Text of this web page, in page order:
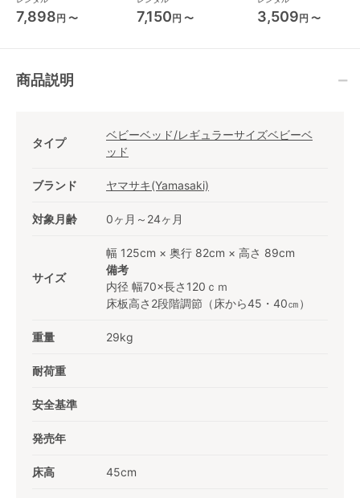
ズ/コンパクトベビー
ベッド
7,898円 〜
ーサイズベビーベッド
7,150円 〜
ベビーベッド
3,509円 〜
商品説明
タイプ
ベビーベッド/レギュラーサイズベビーベ
ッド
ブランド ヤマサキ(Yamasaki)
対象月齢 0ヶ月～24ヶ月
サイズ
幅 125cm × 奥行 82cm × 高さ 89cm
備考
内径 幅70×長さ120ｃｍ
床板高さ2段階調節（床から45・40㎝）
重量 29kg
耐荷重
安全基準
発売年
床高 45cm